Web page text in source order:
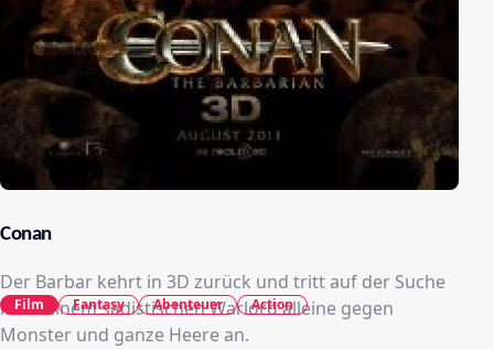
Conan
Der Barbar kehrt in 3D zurück und tritt auf der Suche
nach einem sadistischen Warlord alleine gegen
Monster und ganze Heere an.
Film Fantasy Abenteuer Action